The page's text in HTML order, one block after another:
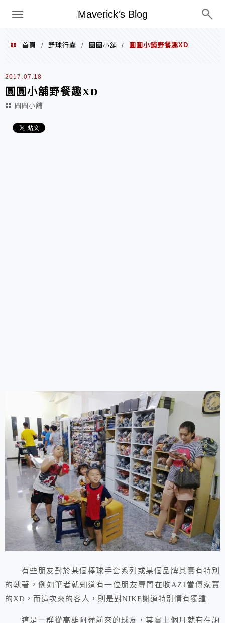
Maverick's Blog
Menu
首頁 / 野球行囊 / 圓圓小舖 / 圓圓小舖野餐趣XD
2017.07.18
圓圓小舖野餐趣XD
圓圓小舖
有些朋友對於某個棒球手套系列或某個品牌其實有特別
的執著，例如筆者就知道有一位朋友專門在收AZ1當傳家寶
的XD，而這次來的客人，則是對NIKE謝道特別情有獨鍾
這是一群從高雄阿蓮前來的球友，其實上個月就有在詢